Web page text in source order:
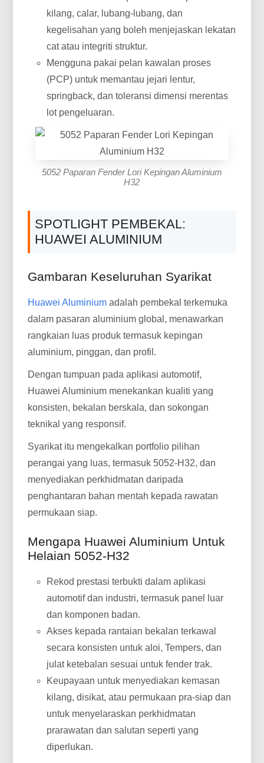
kilang, calar, lubang-lubang, dan
kegelisahan yang boleh menjejaskan lekatan
cat atau integriti struktur.
Mengguna pakai pelan kawalan proses
(PCP) untuk memantau jejari lentur,
springback, dan toleransi dimensi merentas
lot pengeluaran.
5052 Paparan Fender Lori Kepingan Aluminium
H32
SPOTLIGHT PEMBEKAL:
HUAWEI ALUMINIUM
Gambaran Keseluruhan Syarikat
Huawei Aluminium adalah pembekal terkemuka
dalam pasaran aluminium global, menawarkan
rangkaian luas produk termasuk kepingan
aluminium, pinggan, dan profil.
Dengan tumpuan pada aplikasi automotif,
Huawei Aluminium menekankan kualiti yang
konsisten, bekalan berskala, dan sokongan
teknikal yang responsif.
Syarikat itu mengekalkan portfolio pilihan
perangai yang luas, termasuk 5052-H32, dan
menyediakan perkhidmatan daripada
penghantaran bahan mentah kepada rawatan
permukaan siap.
Mengapa Huawei Aluminium Untuk
Helaian 5052-H32
Rekod prestasi terbukti dalam aplikasi
automotif dan industri, termasuk panel luar
dan komponen badan.
Akses kepada rantaian bekalan terkawal
secara konsisten untuk aloi, Tempers, dan
julat ketebalan sesuai untuk fender trak.
Keupayaan untuk menyediakan kemasan
kilang, disikat, atau permukaan pra-siap dan
untuk menyelaraskan perkhidmatan
prarawatan dan salutan seperti yang
diperlukan.